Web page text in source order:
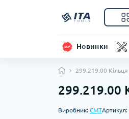
Новинки
299.219.00
299.219.00
Виробник: CMTАртикул: